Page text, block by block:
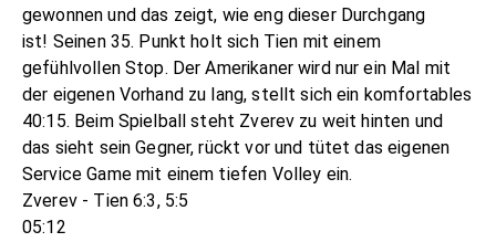
gewonnen und das zeigt, wie eng dieser Durchgang
ist! Seinen 35. Punkt holt sich Tien mit einem
gefühlvollen Stop. Der Amerikaner wird nur ein Mal mit
der eigenen Vorhand zu lang, stellt sich ein komfortables
40:15. Beim Spielball steht Zverev zu weit hinten und
das sieht sein Gegner, rückt vor und tütet das eigenen
Service Game mit einem tiefen Volley ein.
Zverev - Tien 6:3, 5:5
05:12